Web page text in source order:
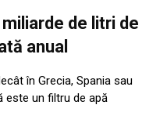
de litri de
anual
în Grecia, Spania sau
este un filtru de apă